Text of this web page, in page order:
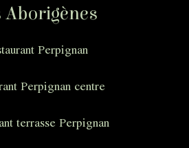
Aborigènes
Perpignan
Perpignan centre
terrasse Perpignan